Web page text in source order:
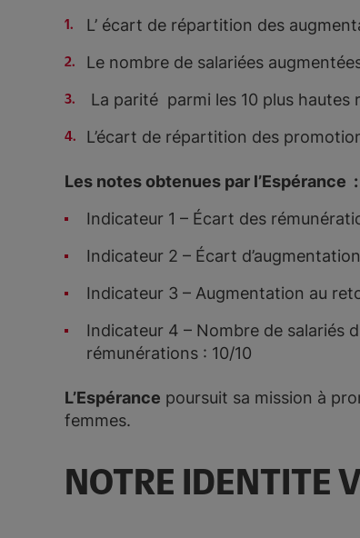
L’ écart de répartition des
Le nombre de salariées
La parité parmi les 10 plus
L’écart de répartition des
Les notes obtenues par l’Espérance :
Indicateur 1 – Écart des
Indicateur 2 – Écart
Indicateur 3 – Augmentation au
Indicateur 4 – Nombre de salariés
rémunérations : 10/10
L’Espérance poursuit sa mission à
femmes.
NOTRE IDENTITE